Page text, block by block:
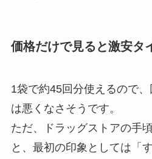
価格だけで見ると激安タ
1袋で約45回分使えるので
は悪くなさそうです。
ただ、ドラッグストアの手
と、最初の印象としては「